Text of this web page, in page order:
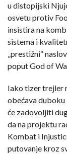
u distopijski
osvetu protiv
insistira na
sistema i
„prestižni“
poput God of
Iako tizer trejler
obećava
će zadovoljiti
da na projektu
Kombat i
putovanje kroz